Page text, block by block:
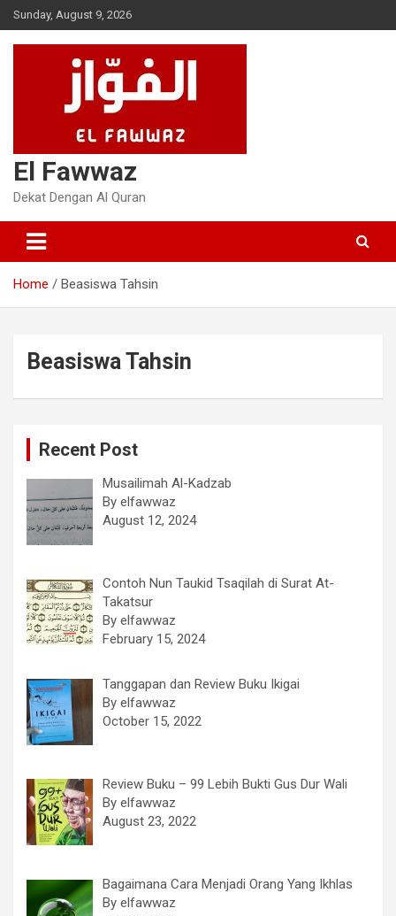
Skip
to
content
Sunday, August 9, 2026
El Fawwaz
Dekat Dengan Al Quran
Home Beasiswa Tahsin
Beasiswa Tahsin
Recent Post
Musailimah Al-Kadzab
By elfawwaz
August 12, 2024
Contoh Nun Taukid Tsaqilah di Surat At-
Takatsur
By elfawwaz
February 15, 2024
Tanggapan dan Review Buku Ikigai
By elfawwaz
October 15, 2022
Review Buku – 99 Lebih Bukti Gus Dur Wali
By elfawwaz
August 23, 2022
Bagaimana Cara Menjadi Orang Yang Ikhlas
By elfawwaz